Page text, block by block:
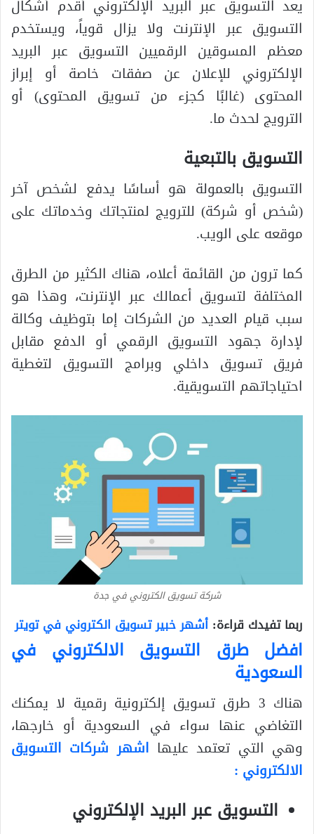
يعد التسويق عبر البريد الإلكتروني أقدم أشكال
التسويق عبر الإنترنت ولا يزال قوياً، ويستخدم
معظم المسوقين الرقميين التسويق عبر البريد
الإلكتروني للإعلان عن صفقات خاصة أو إبراز
المحتوى (غالبًا كجزء من تسويق المحتوى) أو
الترويج لحدث ما.
التسويق بالتبعية
التسويق بالعمولة هو أساسًا يدفع لشخص آخر
(شخص أو شركة) للترويج لمنتجاتك وخدماتك على
موقعه على الويب.
كما ترون من القائمة أعلاه، هناك الكثير من الطرق
المختلفة لتسويق أعمالك عبر الإنترنت، وهذا هو
سبب قيام العديد من الشركات إما بتوظيف وكالة
لإدارة جهود التسويق الرقمي أو الدفع مقابل
فريق تسويق داخلي وبرامج التسويق لتغطية
احتياجاتهم التسويقية.
شركة تسويق الكتروني في جدة
ربما تفيدك قراءة: أشهر خبير تسويق الكتروني في تويتر
افضل طرق التسويق الالكتروني في
السعودية
هناك 3 طرق تسويق إلكترونية رقمية لا يمكنك
التغاضي عنها سواء في السعودية أو خارجها،
وهي التي تعتمد عليها اشهر شركات التسويق
الالكتروني :
التسويق عبر البريد الإلكتروني